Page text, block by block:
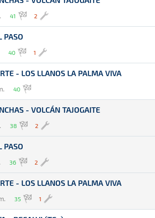
41 2
PASO
40 1
- LOS LLANOS LA PALMA VIVA
40
- VOLCÁN TAJOGAITE
38 2
PASO
36 2
- LOS LLANOS LA PALMA VIVA
35 1